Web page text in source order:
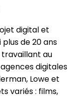
digital et
de 20 ans
travaillant au
digitales
Lowe et
variés : films,